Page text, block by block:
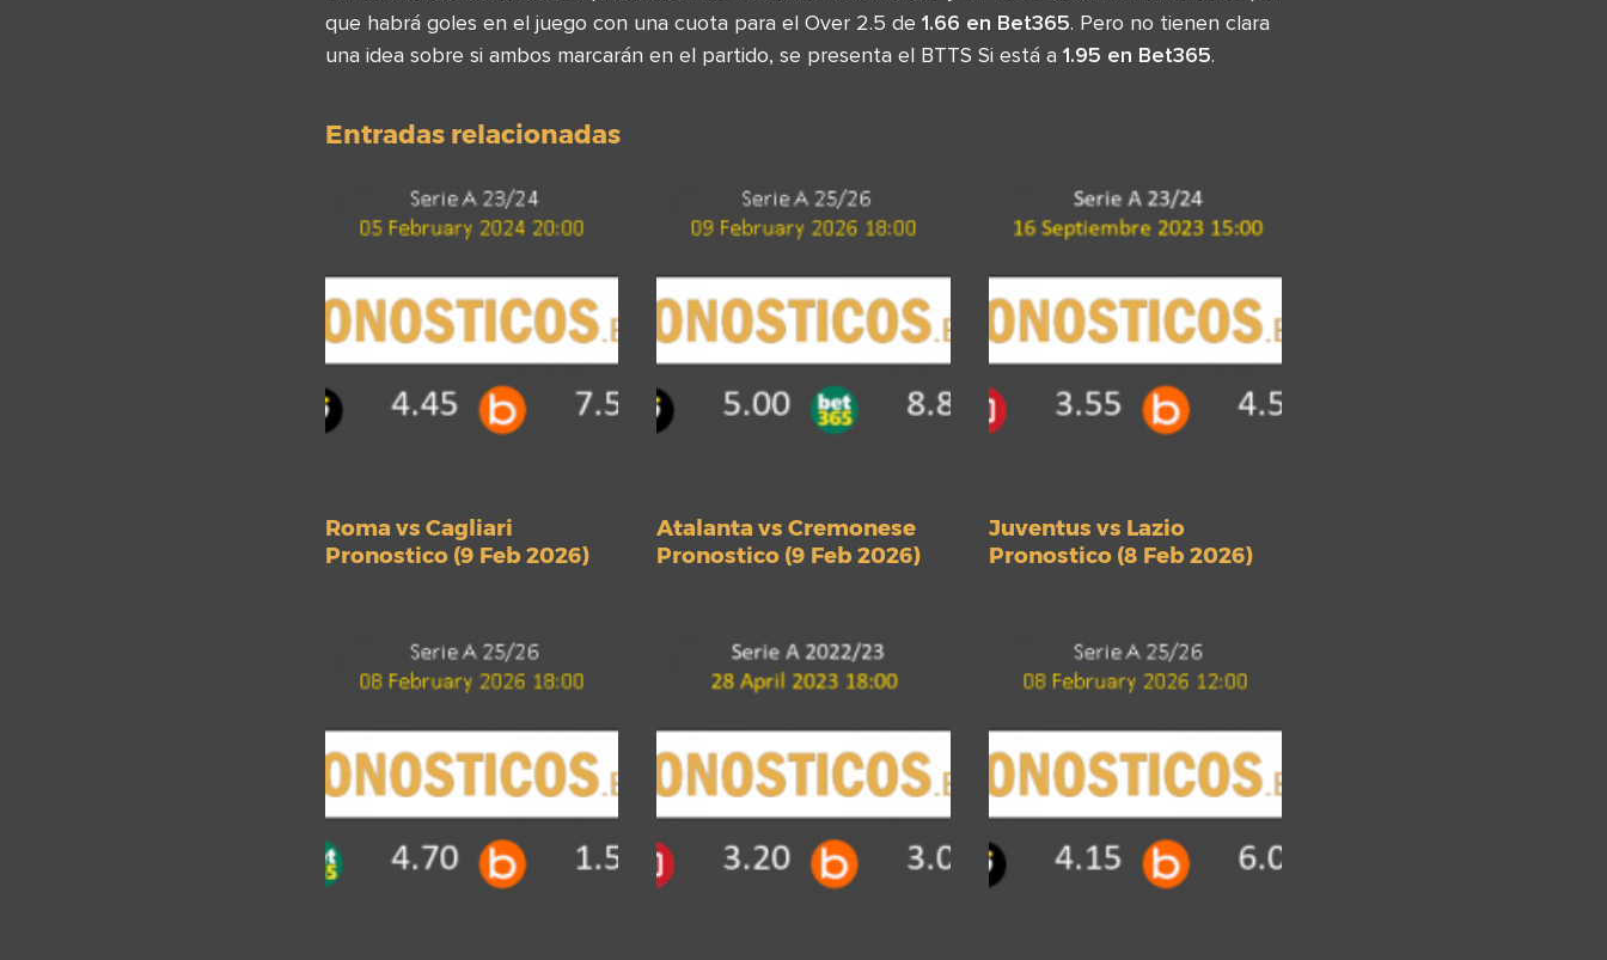
que habrá goles en el juego con una cuota para el Over 2.5 de 1.66 en Bet365. Pero no tienen clara
una idea sobre si ambos marcarán en el partido, se presenta el BTTS Si está a 1.95 en Bet365.
Entradas relacionadas
Roma vs Cagliari
Pronostico (9 Feb 2026)
Atalanta vs Cremonese
Pronostico (9 Feb 2026)
Juventus vs Lazio
Pronostico (8 Feb 2026)